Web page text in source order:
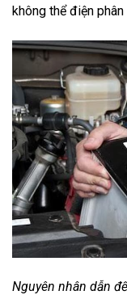
không thể điện
Nguyên nhân dẫn